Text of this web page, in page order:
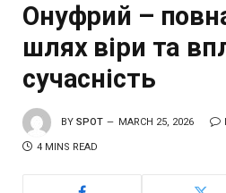
Онуфрий –
шлях віри та
сучасність
BY SPOT MARCH 25, 2026
4 MINS READ